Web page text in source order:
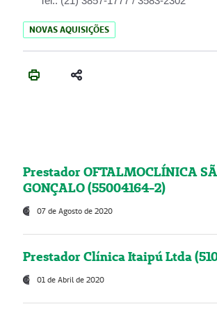
NOVAS AQUISIÇÕES
Prestador OFTALMOCLÍNICA
GONÇALO (55004164-2)
07 de Agosto de 2020
Prestador Clínica Itaipú Ltda
01 de Abril de 2020